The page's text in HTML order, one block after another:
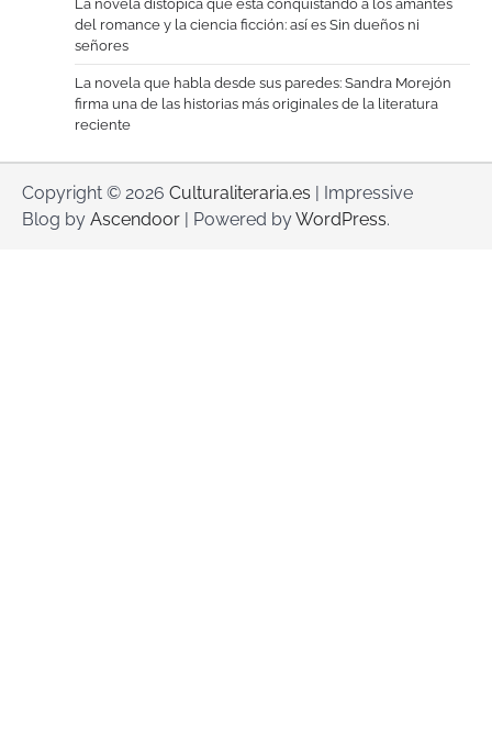
La novela distópica que está conquistando a los amantes
del romance y la ciencia ficción: así es Sin dueños ni
señores
La novela que habla desde sus paredes: Sandra Morejón
firma una de las historias más originales de la literatura
reciente
Copyright © 2026 Culturaliteraria.es | Impressive
Blog by Ascendoor | Powered byWordPress.